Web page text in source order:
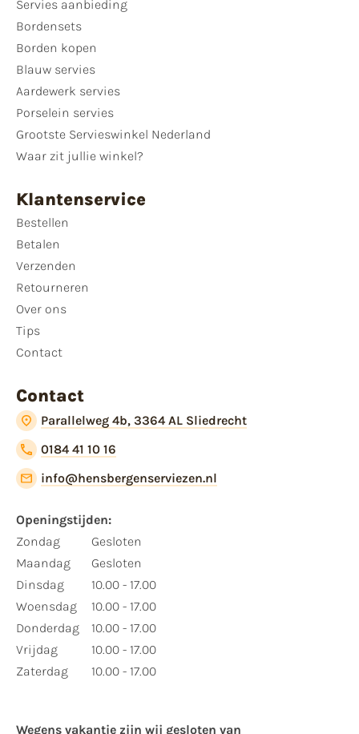
Servies aanbieding
Bordensets
Borden kopen
Blauw servies
Aardewerk servies
Porselein servies
Grootste Servieswinkel Nederland
Waar zit jullie winkel?
Klantenservice
Bestellen
Betalen
Verzenden
Retourneren
Over ons
Tips
Contact
Contact
Parallelweg 4b, 3364 AL Sliedrecht
0184 41 10 16
info@hensbergenserviezen.nl
Openingstijden:
Zondag
Maandag
Dinsdag
Woensdag
Donderdag
Vrijdag
Zaterdag
Gesloten
Gesloten
10.00 - 17.00
10.00 - 17.00
10.00 - 17.00
10.00 - 17.00
10.00 - 17.00
Wegens vakantie zijn wij gesloten van ​